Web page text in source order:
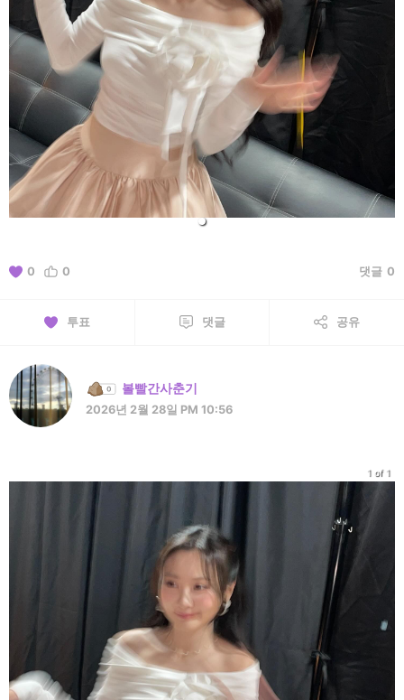
0 0 댓글 0
투표 댓글 공유
볼빨간사춘기
2026년 2월 28일 PM 10:56
1 of 1